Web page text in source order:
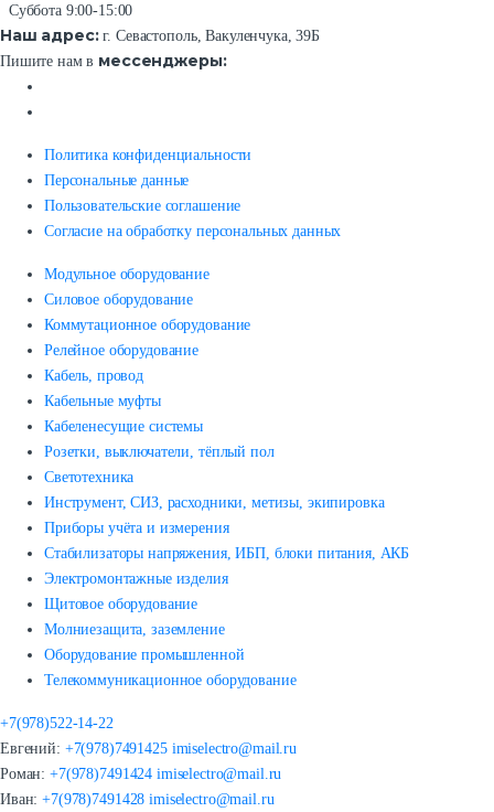
Суббота 9:00-15:00
Наш адрес:г. Севастополь, Вакуленчука, 39Б
Пишите нам в мессенджеры:
Политика конфиденциальности
Персональные данные
Пользовательские соглашение
Согласие на обработку персональных данных
Модульное оборудование
Силовое оборудование
Коммутационное оборудование
Релейное оборудование
Кабель, провод
Кабельные муфты
Кабеленесущие системы
Розетки, выключатели, тёплый пол
Светотехника
Инструмент, СИЗ, расходники, метизы, экипировка
Приборы учёта и измерения
Стабилизаторы напряжения, ИБП, блоки питания, АКБ
Электромонтажные изделия
Щитовое оборудование
Молниезащита, заземление
Оборудование промышленной
Телекоммуникационное оборудование
+7(978)522-14-22
Евгений: +7(978)7491425 imiselectro@mail.ru
Роман: +7(978)7491424 imiselectro@mail.ru
Иван: +7(978)7491428 imiselectro@mail.ru